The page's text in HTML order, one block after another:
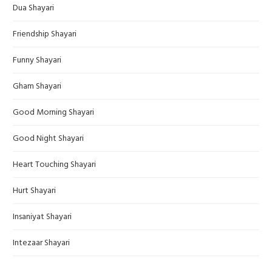
Dua Shayari
Friendship Shayari
Funny Shayari
Gham Shayari
Good Morning Shayari
Good Night Shayari
Heart Touching Shayari
Hurt Shayari
Insaniyat Shayari
Intezaar Shayari